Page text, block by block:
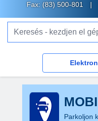
Fax: (83) 500-801
Parkoljon